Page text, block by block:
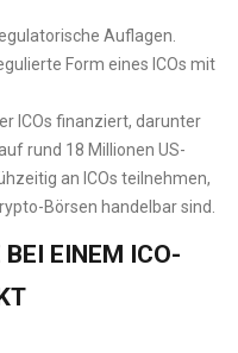
Auflagen.
Form eines ICOs mit
ICOs finanziert, darunter
rund 18 Millionen US-
an ICOs teilnehmen,
Börsen handelbar sind.
EINEM ICO-